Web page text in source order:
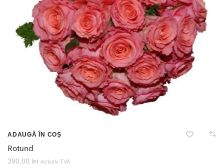
ADAUGĂ ÎN COȘ
Rotund
390,00 lei inclusiv TVA